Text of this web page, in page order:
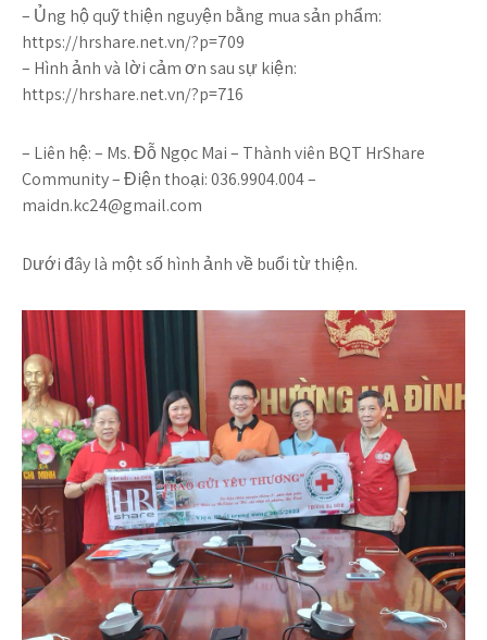
– Ủng hộ quỹ thiện nguyện bằng mua sản phẩm:
https://hrshare.net.vn/?p=709
– Hình ảnh và lời cảm ơn sau sự kiện:
https://hrshare.net.vn/?p=716
– Liên hệ: – Ms. Đỗ Ngọc Mai – Thành viên BQT HrShare
Community – Điện thoại: 036.9904.004 –
maidn.kc24@gmail.com
Dưới đây là một số hình ảnh về buổi từ thiện.